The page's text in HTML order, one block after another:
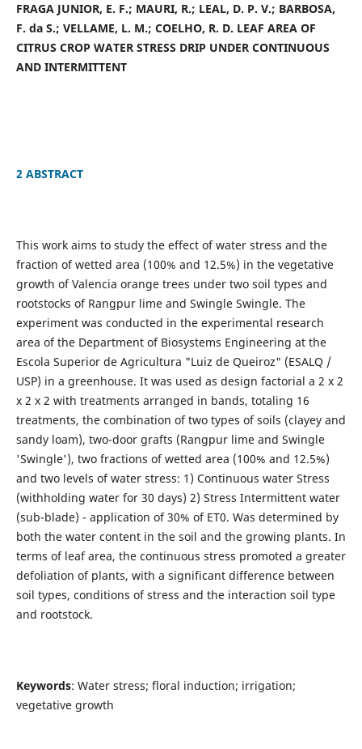
FRAGA JUNIOR, E. F.; MAURI, R.; LEAL, D. P. V.; BARBOSA,
F. da S.; VELLAME, L. M.; COELHO, R. D. LEAF AREA OF
CITRUS CROP WATER STRESS DRIP UNDER CONTINUOUS
AND INTERMITTENT
2 ABSTRACT
This work aims to study the effect of water stress and the
fraction of wetted area (100% and 12.5%) in the vegetative
growth of Valencia orange trees under two soil types and
rootstocks of Rangpur lime and Swingle Swingle. The
experiment was conducted in the experimental research
area of the Department of Biosystems Engineering at the
Escola Superior de Agricultura "Luiz de Queiroz" (ESALQ /
USP) in a greenhouse. It was used as design factorial a 2 x 2
x 2 x 2 with treatments arranged in bands, totaling 16
treatments, the combination of two types of soils (clayey and
sandy loam), two-door grafts (Rangpur lime and Swingle
'Swingle'), two fractions of wetted area (100% and 12.5%)
and two levels of water stress: 1) Continuous water Stress
(withholding water for 30 days) 2) Stress Intermittent water
(sub-blade) - application of 30% of ET0. Was determined by
both the water content in the soil and the growing plants. In
terms of leaf area, the continuous stress promoted a greater
defoliation of plants, with a significant difference between
soil types, conditions of stress and the interaction soil type
and rootstock.
Keywords: Water stress; floral induction; irrigation;
vegetative growth